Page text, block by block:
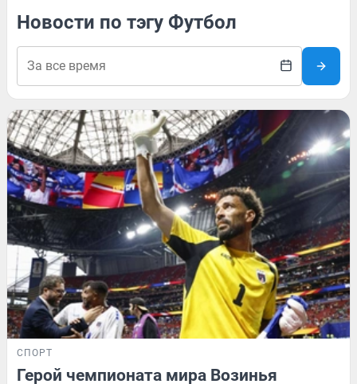
Новости по тэгу Футбол
СПОРТ
Герой чемпионата мира Возинья